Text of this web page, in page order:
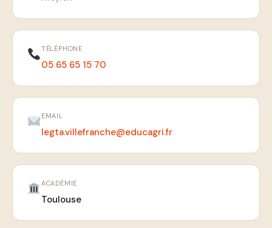
TÉLÉPHONE
05 65 65 15 70
EMAIL
legta.villefranche@educagri.fr
ACADÉMIE
Toulouse